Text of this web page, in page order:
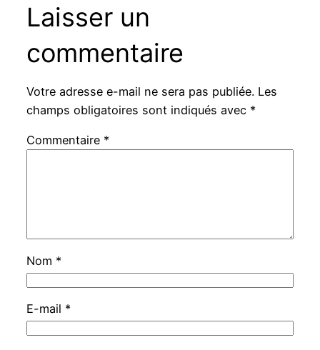
Laisser un
commentaire
Votre adresse e-mail ne sera pas publiée. Les
champs obligatoires sont indiqués avec *
Commentaire *
Nom *
E-mail *